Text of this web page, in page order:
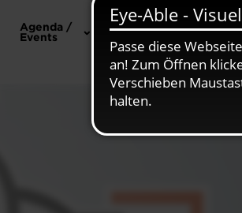
Agenda /
Events
News &
Die